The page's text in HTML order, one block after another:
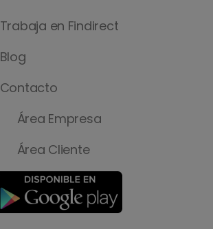
Trabaja en Findirect
Blog
Contacto
Área Empresa
Área Cliente